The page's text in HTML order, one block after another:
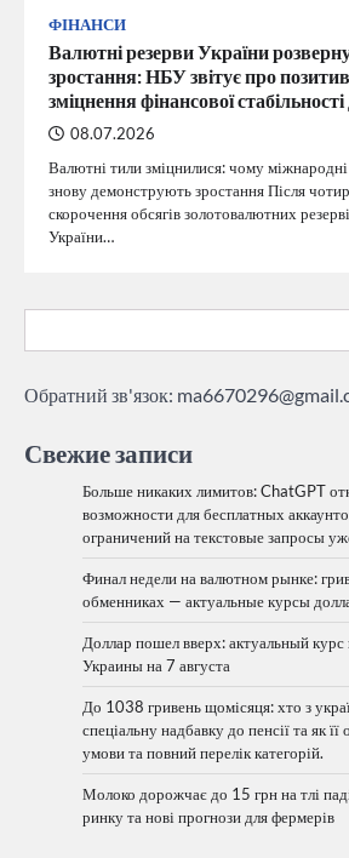
ФІНАНСИ
Валютні резерви України
зростання: НБУ звітує про
зміцнення фінансової
08.07.2026
Валютні тили зміцнилися: чому
знову демонструють зростання Після
скорочення обсягів золотовалютних
України…
Обратний зв'язок:
Свежие записи
Больше никаких лимитов: ChatGPT
возможности для бесплатных
ограничений на текстовые запросы
Финал недели на валютном рынке:
обменниках — актуальные курсы
Доллар пошел вверх: актуальный
Украины на 7 августа
До 1038 гривень щомісяця: хто з
спеціальну надбавку до пенсії та як
умови та повний перелік категорій.
Молоко дорожчає до 15 грн на тлі
ринку та нові прогнози для фермерів